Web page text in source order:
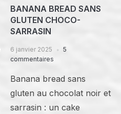
BANANA BREAD SANS
GLUTEN CHOCO-
SARRASIN
6 janvier 2025
5
commentaires
Banana bread sans
gluten au chocolat noir et
sarrasin : un cake